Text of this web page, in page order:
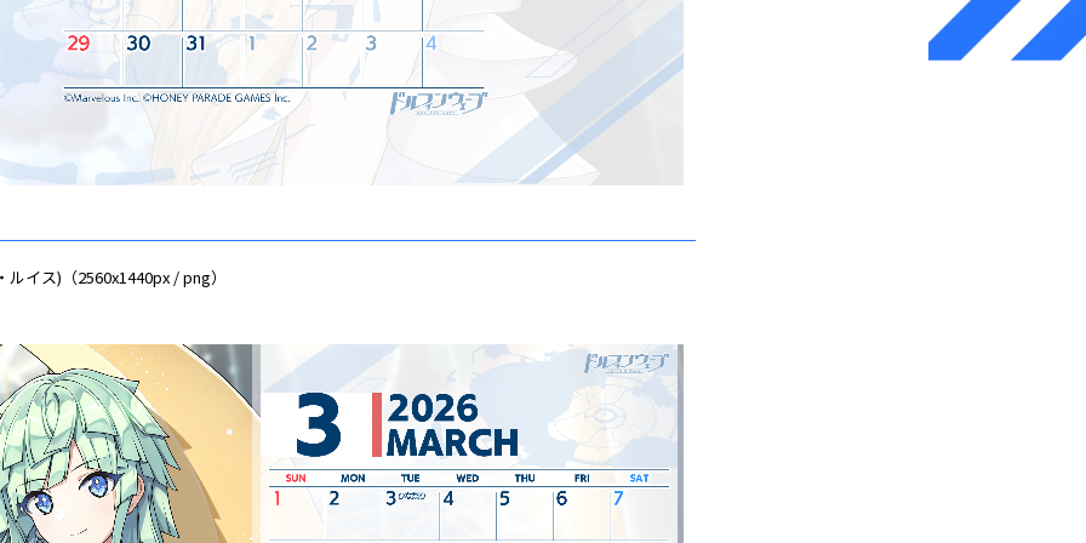
イス)（2560x1440px / png）